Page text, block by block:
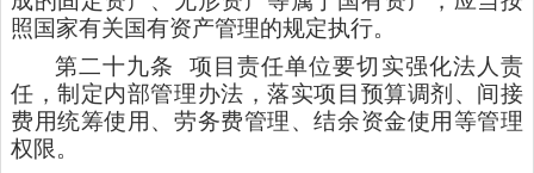
照国家有关国有资产管理的规定执行。
第二十九条
项目责任单位要切实强化法人责
任，制定内部管理办法，落实项目预算调剂、间接
费用统筹使用、劳务费管理、结余资金使用等管理
权限。